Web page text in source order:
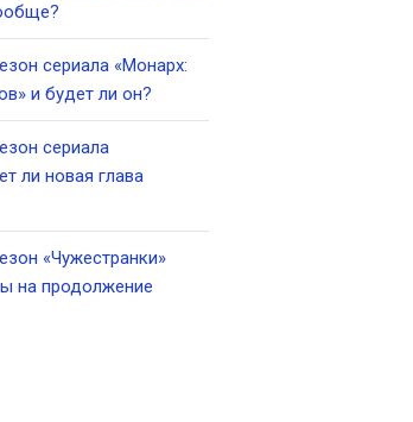
сериала «Монарх:
и будет ли он?
сериала
ли новая глава
«Чужестранки»
на продолжение